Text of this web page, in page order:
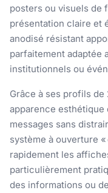
posters ou visuels de
présentation claire et
anodisé résistant
parfaitement adaptée
institutionnels ou
Grâce à ses profils
apparence esthétique
messages sans
système à ouverture
rapidement les
particulièrement
des informations ou